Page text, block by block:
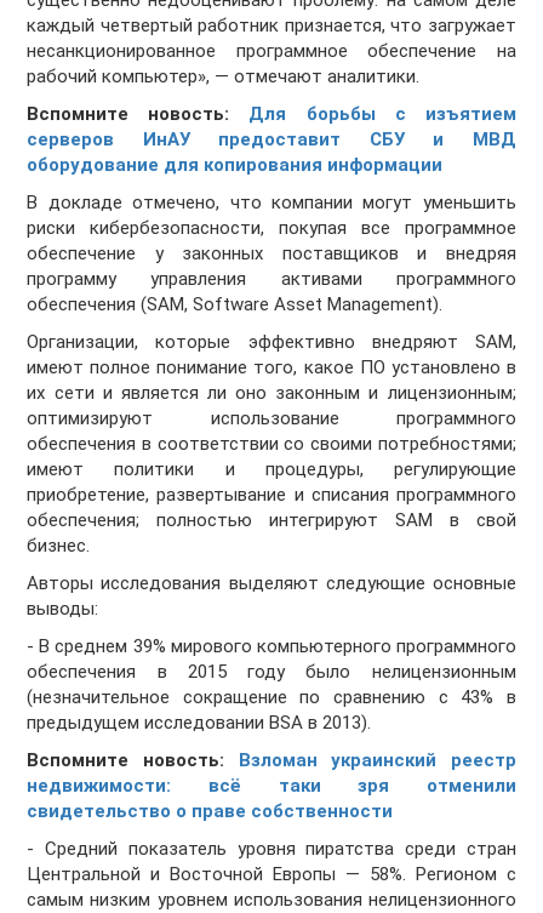
каждый четвертый работник признается, что загружает
несанкционированное программное обеспечение на
рабочий компьютер», — отмечают аналитики.
Вспомните новость: Для борьбы с изъятием
серверов ИнАУ предоставит СБУ и МВД
оборудование для копирования информации
В докладе отмечено, что компании могут уменьшить
риски кибербезопасности, покупая все программное
обеспечение у законных поставщиков и внедряя
программу управления активами программного
обеспечения (SAM, Software Asset Management).
Организации, которые эффективно внедряют SAM,
имеют полное понимание того, какое ПО установлено в
их сети и является ли оно законным и лицензионным;
оптимизируют использование программного
обеспечения в соответствии со своими потребностями;
имеют политики и процедуры, регулирующие
приобретение, развертывание и списания программного
обеспечения; полностью интегрируют SAM в свой
бизнес.
Авторы исследования выделяют следующие основные
выводы:
- В среднем 39% мирового компьютерного программного
обеспечения в 2015 году было нелицензионным
(незначительное сокращение по сравнению с 43% в
предыдущем исследовании BSA в 2013).
Вспомните новость: Взломан украинский реестр
недвижимости: всё таки зря отменили
свидетельство о праве собственности
- Средний показатель уровня пиратства среди стран
Центральной и Восточной Европы — 58%. Регионом с
самым низким уровнем использования нелицензионного